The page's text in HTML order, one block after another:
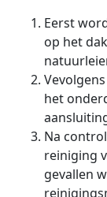
Eerst
op het
het
Na
reiniging
gevallen